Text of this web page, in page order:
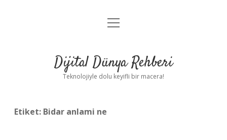
Anasayfa
Yasal Uyarı
menüyü
Dijital Dünya Rehberi
Teknolojiyle dolu keyifli bir macera!
Etiket: Bidar anlami ne